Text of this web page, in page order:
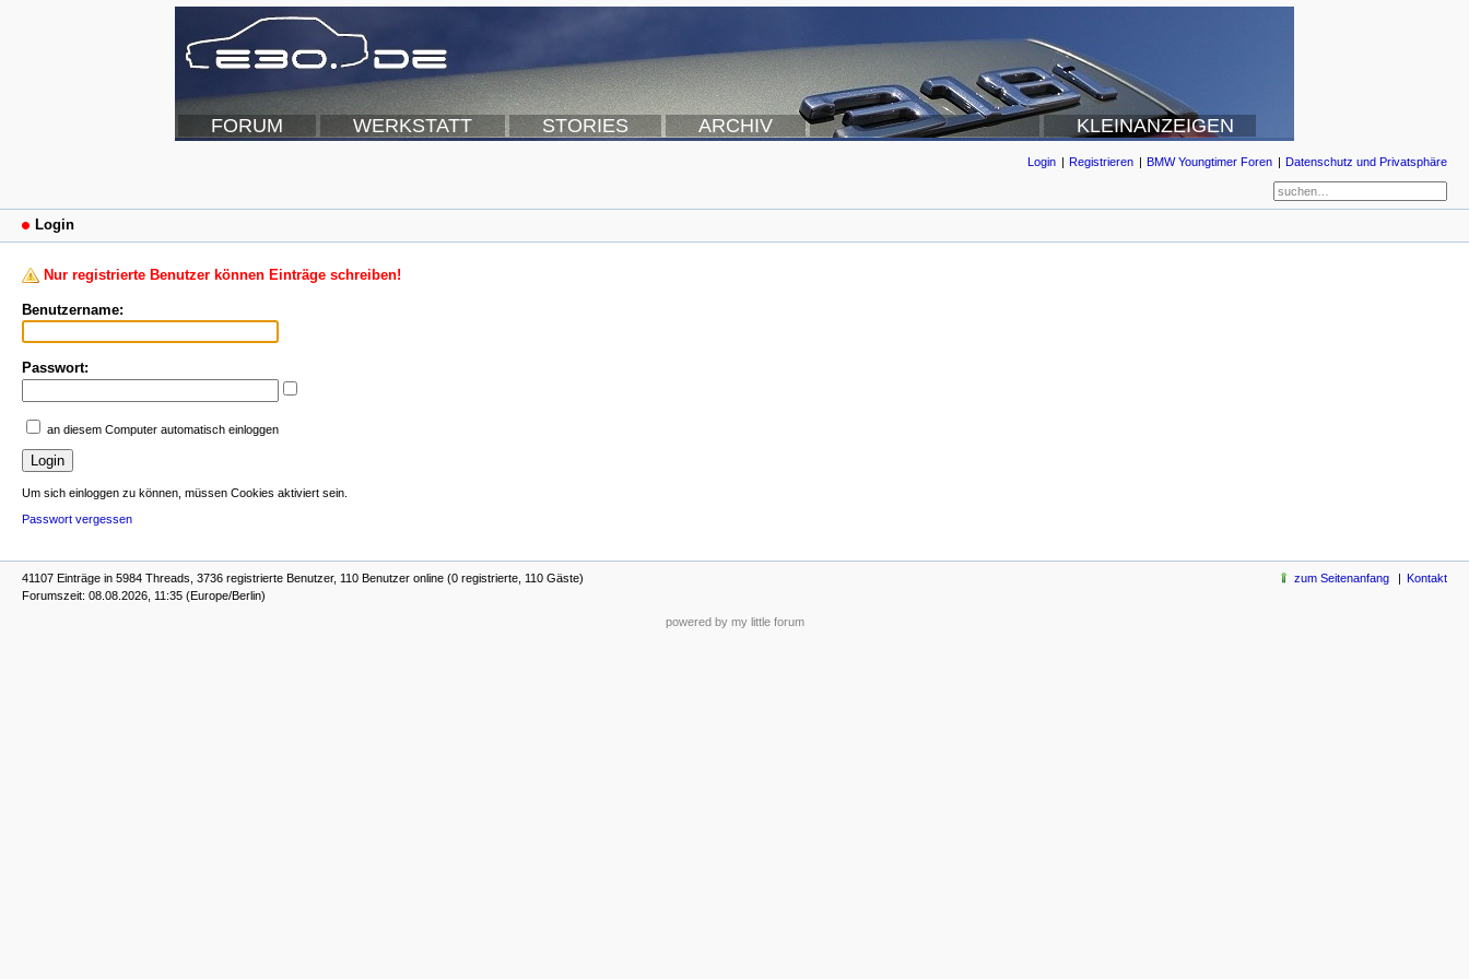
FORUM WERKSTATT STORIES ARCHIV KLEINANZEIGEN
Login Registrieren BMW Youngtimer Foren Datenschutz und Privatsphäre
Login
Nur registrierte Benutzer können Einträge schreiben!
Benutzername:
Passwort:
an diesem Computer automatisch einloggen
Um sich einloggen zu können, müssen Cookies aktiviert sein.
Passwort vergessen
41107 Einträge in 5984 Threads, 3736 registrierte Benutzer, 110 Benutzer online (0 registrierte, 110 Gäste)
Forumszeit: 08.08.2026, 11:35 (Europe/Berlin)
zum Seitenanfang Kontakt
powered by my little forum